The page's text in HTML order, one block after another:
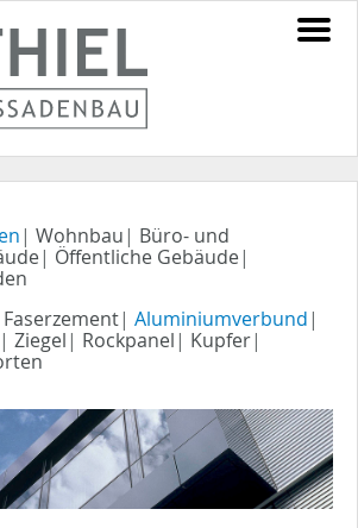
| Wohnbau | Büro- und
| Öffentliche Gebäude|
Faserzement| Aluminiumverbund |
| Ziegel | Rockpanel | Kupfer|